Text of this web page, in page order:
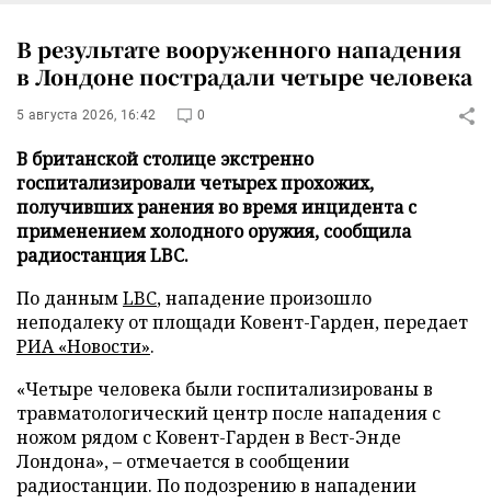
В результате вооруженного нападения
в Лондоне пострадали четыре человека
5 августа 2026, 16:42 0
В британской столице экстренно
госпитализировали четырех прохожих,
получивших ранения во время инцидента с
применением холодного оружия, сообщила
радиостанция LBC.
По даннымLBC, нападение произошло
неподалеку от площади Ковент-Гарден, передает
РИА «Новости».
«Четыре человека были госпитализированы в
травматологический центр после нападения с
ножом рядом с Ковент-Гарден в Вест-Энде
Лондона», – отмечается в сообщении
радиостанции. По подозрению в нападении